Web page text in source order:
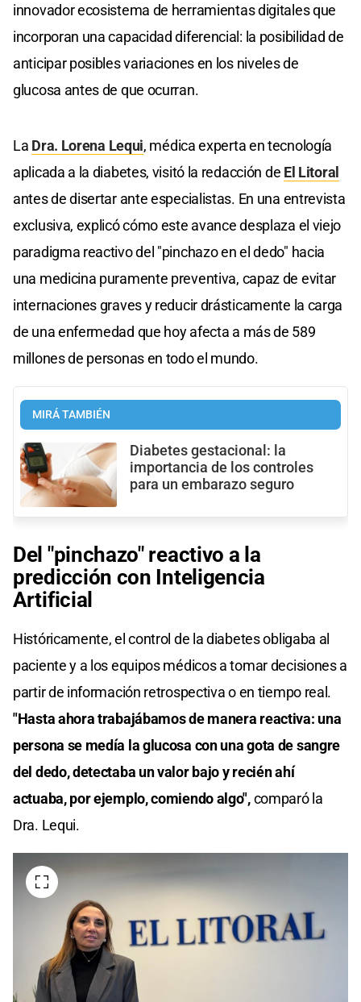
innovador ecosistema de herramientas digitales que
incorporan una capacidad diferencial: la posibilidad de
anticipar posibles variaciones en los niveles de
glucosa antes de que ocurran.
La Dra. Lorena Lequi, médica experta en tecnología
aplicada a la diabetes, visitó la redacción de El Litoral
antes de disertar ante especialistas. En una entrevista
exclusiva, explicó cómo este avance desplaza el viejo
paradigma reactivo del "pinchazo en el dedo" hacia
una medicina puramente preventiva, capaz de evitar
internaciones graves y reducir drásticamente la carga
de una enfermedad que hoy afecta a más de 589
millones de personas en todo el mundo.
MIRÁ TAMBIÉN
Diabetes gestacional: la
importancia de los controles
para un embarazo seguro
Del "pinchazo" reactivo a la
predicción con Inteligencia
Artificial
Históricamente, el control de la diabetes obligaba al
paciente y a los equipos médicos a tomar decisiones a
partir de información retrospectiva o en tiempo real.
"Hasta ahora trabajábamos de manera reactiva: una
persona se medía la glucosa con una gota de sangre
del dedo, detectaba un valor bajo y recién ahí
actuaba, por ejemplo, comiendo algo",comparó la
Dra. Lequi.